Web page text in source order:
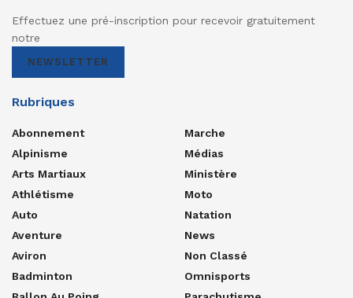
Effectuez une pré-inscription pour recevoir gratuitement
notre
NEWSLETTER
Rubriques
Abonnement
Alpinisme
Arts Martiaux
Athlétisme
Auto
Aventure
Aviron
Badminton
Marche
Médias
Ministère
Moto
Natation
News
Non Classé
Omnisports